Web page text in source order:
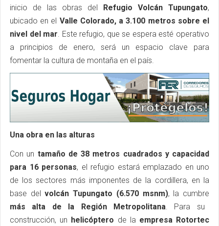
inicio de las obras del Refugio Volcán Tupungato,
ubicado en el Valle Colorado, a 3.100 metros sobre el
nivel del mar. Este refugio, que se espera esté operativo
a principios de enero, será un espacio clave para
fomentar la cultura de montaña en el país.
Una obra en las alturas
Con un tamaño de 38 metros cuadrados y capacidad
para 16 personas, el refugio estará emplazado en uno
de los sectores más imponentes de la cordillera, en la
base delvolcán Tupungato (6.570 msnm), la cumbre
más alta de la Región Metropolitana. Para su
construcción, un helicóptero de la empresa Rotortec